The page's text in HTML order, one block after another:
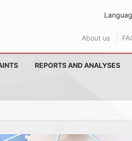
About us
REPORTS AND ANALYSES